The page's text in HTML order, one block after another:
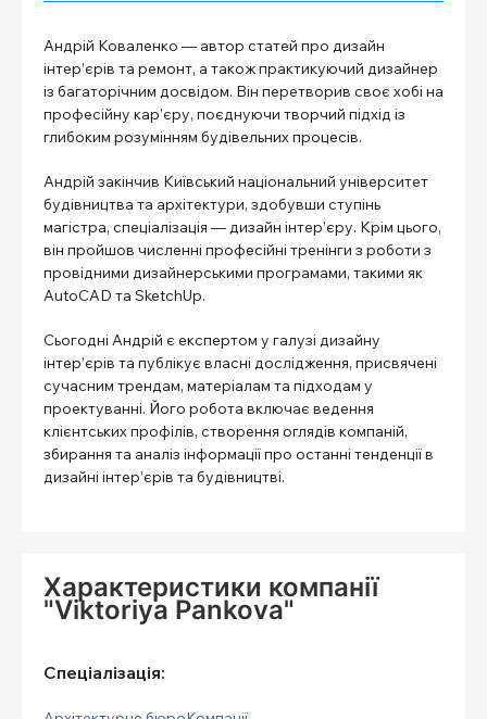
Андрій Коваленко — автор статей про дизайн
інтер’єрів та ремонт, а також практикуючий дизайнер
із багаторічним досвідом. Він перетворив своє хобі на
професійну кар’єру, поєднуючи творчий підхід із
глибоким розумінням будівельних процесів.
Андрій закінчив Київський національний університет
будівництва та архітектури, здобувши ступінь
магістра, спеціалізація — дизайн інтер’єру. Крім цього,
він пройшов численні професійні тренінги з роботи з
провідними дизайнерськими програмами, такими як
AutoCAD та SketchUp.
Сьогодні Андрій є експертом у галузі дизайну
інтер’єрів та публікує власні дослідження, присвячені
сучасним трендам, матеріалам та підходам у
проектуванні. Його робота включає ведення
клієнтських профілів, створення оглядів компаній,
збирання та аналіз інформації про останні тенденції в
дизайні інтер’єрів та будівництві.
Характеристики компанії
"Viktoriya Pankova"
Спеціалізація: